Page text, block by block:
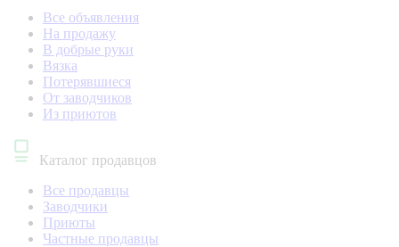
Все объявления
На продажу
В добрые руки
Вязка
Потерявшиеся
От заводчиков
Из приютов
Каталог продавцов
Все продавцы
Заводчики
Приюты
Частные продавцы